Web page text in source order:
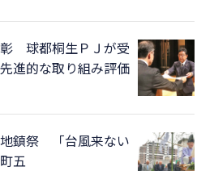
球都桐生ＰＪが受
進的な取り組み評価
鎮祭 「台風来ない
五